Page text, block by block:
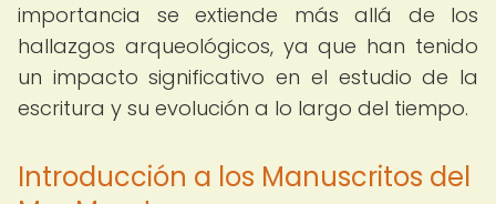
importancia se extiende más allá de los
hallazgos arqueológicos, ya que han tenido
un impacto significativo en el estudio de la
escritura y su evolución a lo largo del tiempo.
Introducción a los Manuscritos del